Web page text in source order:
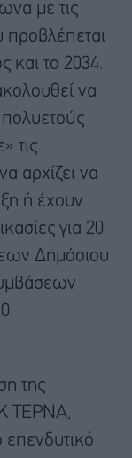
με τις
προβλέπεται
και το 2034.
να
τις
αρχίζει να
ή έχουν
για 20
Δημόσιου
της
ΤΕΡΝΑ,
επενδυτικό